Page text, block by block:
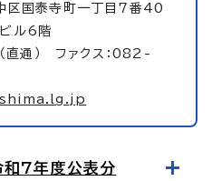
国泰寺町一丁目7番40
ル6階
通） ファクス：082-
7年度公表分